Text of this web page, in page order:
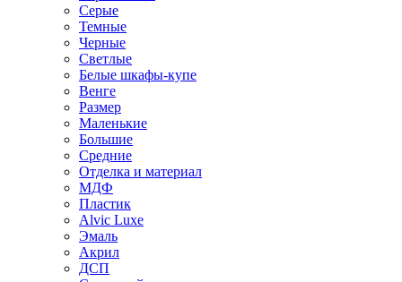
Серые
Темные
Черные
Светлые
Белые шкафы-купе
Венге
Размер
Маленькие
Большие
Средние
Отделка и материал
МДФ
Пластик
Alvic Luxe
Эмаль
Акрил
ДСП